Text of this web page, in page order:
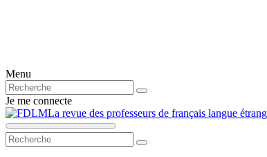
Menu
Je me connecte
La revue des professeurs de français langue